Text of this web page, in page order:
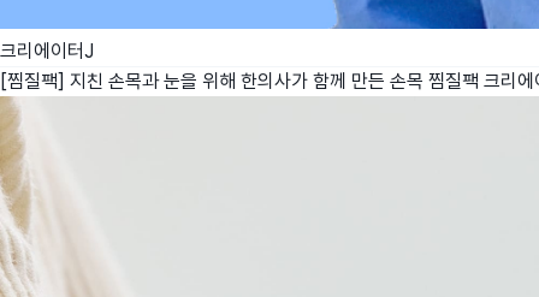
크리에이터J
[찜질팩] 지친 손목과 눈을 위해 한의사가 함께 만든 손목 찜질팩 크리